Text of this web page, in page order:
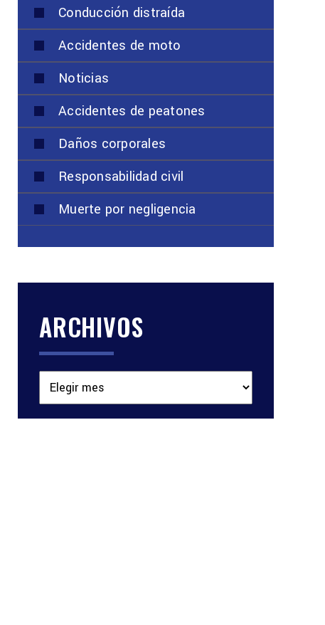
Conducción distraída
Accidentes de moto
Noticias
Accidentes de peatones
Daños corporales
Responsabilidad civil
Muerte por negligencia
ARCHIVOS